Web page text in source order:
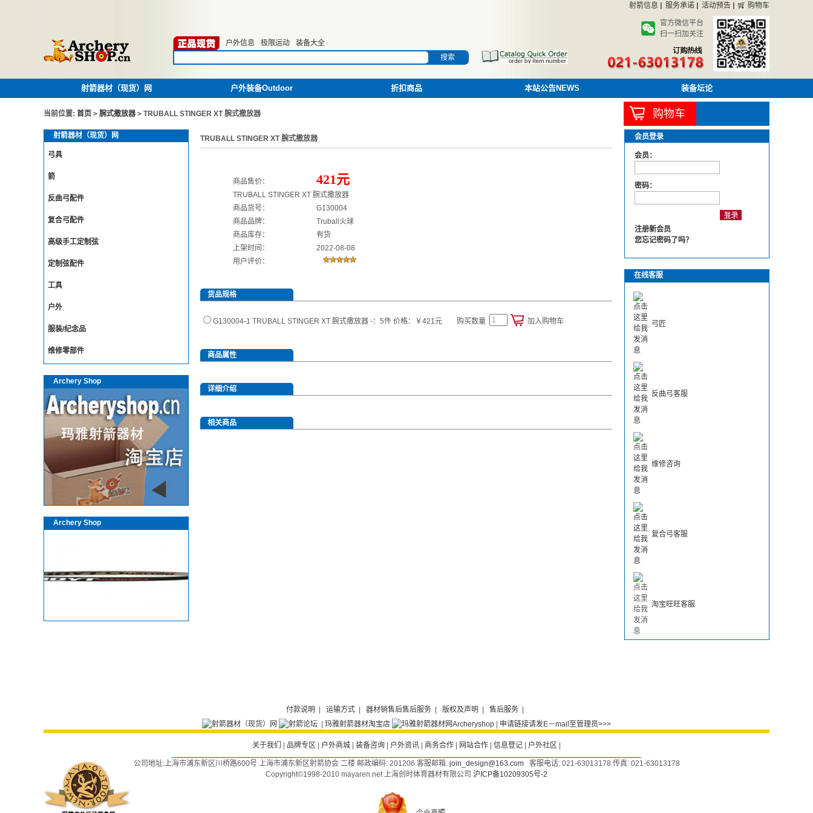
户外信息 极限运动
装备大全
搜索
射箭信息 服务承诺 活动预告 购物车
官方微信平台
扫一扫加关注
射箭器材（现货）网 户外装备Outdoor 折扣商品 本站公告NEWS 装备坛论
当前位置: 首页 > 腕式撒放器 > TRUBALL STINGER XT 腕式撒放器 购物车
射箭器材（现货）网
弓具
箭
反曲弓配件
复合弓配件
高级手工定制弦
定制弦配件
工具
户外
服装/纪念品
维修零部件
Archery Shop
Archery Shop
TRUBALL STINGER XT 腕式撒放器
商品售价： 421元
TRUBALL STINGER XT 腕式撒放器
商品货号：
G130004
商品品牌：
Truball火球
商品库存：
有货
上架时间：
2022-08-08
用户评价：
货品规格
G130004-1 TRUBALL STINGER XT 腕式撒放器 -：5件 价格：￥421元 购买数量 加入购物车
商品属性
详细介绍
相关商品
会员登录
会员：
密码：
注册新会员
您忘记密码了吗？
在线客服
弓匠
反曲弓客服
维修咨询
复合弓客服
淘宝旺旺客服
付款说明 运输方式| 器材销售后售后服务| 版权及声明 售后服务|
玛雅射箭器材淘宝店 申请链接请发E－mail至管理员>>>
关于我们 品牌专区 户外商城 装备咨询 户外资讯 商务合作 网站合作 信息登记 户外社区
公司地址:上海市浦东新区川桥路600号 上海市浦东新区射箭协会 二楼 邮政编码: 201206 客服邮箱: join_design@163.com客服电话: 021-63013178 传真: 021-63013178
Copyright©1998-2010 mayaren.net 上海创时体育器材有限公司 沪ICP备10209305号-2